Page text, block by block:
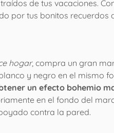
de tus vacaciones.
por tus bonitos recuerdos
hogar, compra un gran
y negro en el mismo
un efecto bohemio
en el fondo del
contra la pared.